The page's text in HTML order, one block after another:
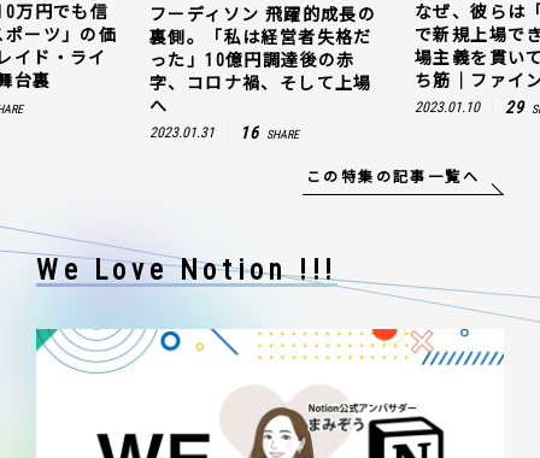
万円でも信
ーツ」の価
イド・ライ
台裏
フーディソン 飛躍的成長の
裏側。「私は経営者失格だ
った」10億円調達後の赤
字、コロナ禍、そして上場
へ
2023.01.31 16 SHARE
なぜ、彼らは
で新規上場で
場主義を貫い
ち筋｜ファイ
2023.01.10 29
この特集の記事一覧へ
We Love Notion !!!